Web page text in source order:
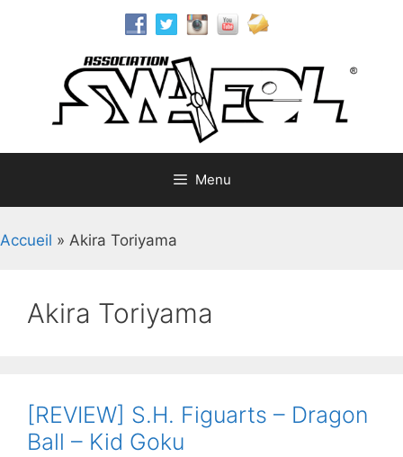
Menu
Accueil » Akira Toriyama
Akira Toriyama
[REVIEW] S.H. Figuarts – Dragon
Ball – Kid Goku